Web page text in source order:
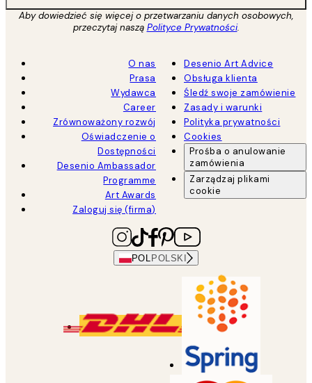
Aby dowiedzieć się więcej o przetwarzaniu danych osobowych,
przeczytaj naszą Polityce Prywatności.
O nas
Prasa
Wydawca
Career
Zrównoważony rozwój
Oświadczenie o
Dostępności
Desenio Ambassador
Programme
Art Awards
Zaloguj się (firma)
Desenio Art Advice
Obsługa klienta
Śledź swoje zamówienie
Zasady i warunki
Polityka prywatności
Cookies
Prośba o anulowanie
zamówienia
Zarządzaj plikami
cookie
POL POLSKI